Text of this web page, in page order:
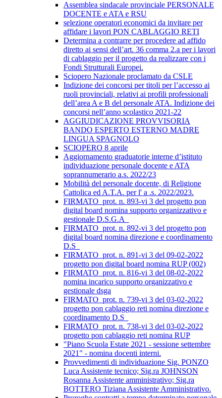
Assemblea sindacale provinciale PERSONALE
DOCENTE e ATA e RSU
selezione operatori economici da invitare per
affidare i lavori PON CABLAGGIO RETI
Determina a contrarre per procedere ad affido
diretto ai sensi dell’art. 36 comma 2.a per i lavori
di cablaggio per il progetto da realizzare con i
Fondi Strutturali Europei.
Sciopero Nazionale proclamato da CSLE
Indizione dei concorsi per titoli per l’accesso ai
ruoli provinciali, relativi ai profili professionali
dell’area A e B del personale ATA. Indizione dei
concorsi nell’anno scolastico 2021-22
AGGIUDICAZIONE PROVVISORIA
BANDO ESPERTO ESTERNO MADRE
LINGUA SPAGNOLO
SCIOPERO 8 aprile
Aggiornamento graduatorie interne d’istituto
individuazione personale docente e ATA
soprannumerario a.s. 2022/23
Mobilità del personale docente, di Religione
Cattolica ed A.T.A. per l' a .s. 2022/2023.
FIRMATO_prot. n. 893-vi 3 del progetto pon
digital board nomina supporto organizzativo e
gestionale D.S.G.A_
FIRMATO_prot. n. 892-vi 3 del progetto pon
digital board nomina direzione e coordinamento
D.S_
FIRMATO_prot. n. 891-vi 3 del 09-02-2022
progetto pon digital board nomina RUP (002)
FIRMATO_prot. n. 816-vi 3 del 08-02-2022
nomina incarico supporto organizzativo e
gestionale dsga
FIRMATO_prot. n. 739-vi 3 del 03-02-2022
progetto pon cablaggio reti nomina direzione e
coordinamento D.S_
FIRMATO_prot. n. 738-vi 3 del 03-02-2022
progetto pon cablaggio reti nomina RUP
"Piano Scuola Estate 2021 - sessione settembre
2021" - nomina docenti interni.
Provvedimenti di individuazione Sig. PONZO
Luca Assistente tecnico; Sig.ra JOHNSON
Rosanna Assistente amministrativo; Sig.ra
BOTTERO Tiziana Assistente Amministrativo.